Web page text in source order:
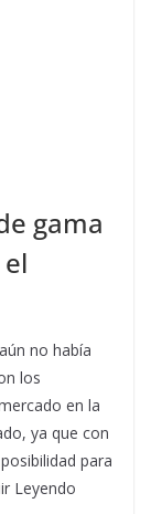
gama
no había
los
en la
ya que con
para
Leyendo